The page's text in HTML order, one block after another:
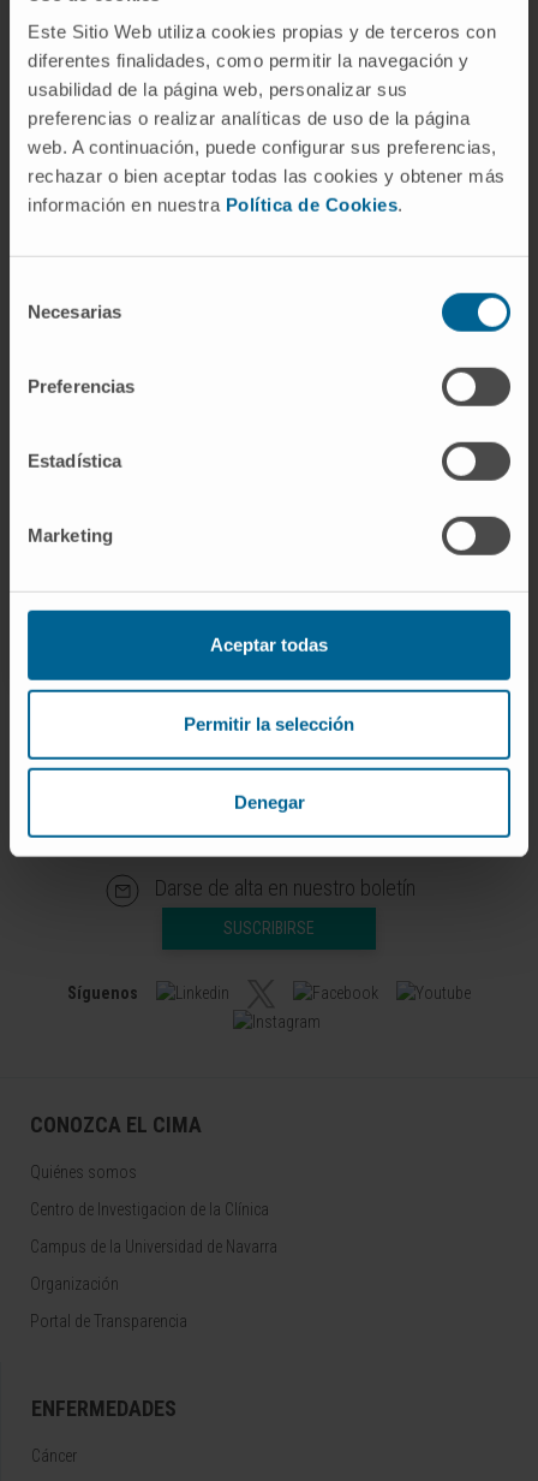
Este Sitio Web utiliza cookies propias y de terceros con
diferentes finalidades, como permitir la navegación y
usabilidad de la página web, personalizar sus
preferencias o realizar analíticas de uso de la página
web. A continuación, puede configurar sus preferencias,
rechazar o bien aceptar todas las cookies y obtener más
información en nuestra Política de Cookies.
Necesarias
Preferencias
Estadística
Marketing
Aceptar todas
Permitir la selección
Denegar
En el programa de Hepatología del CIMA trabaja
junto a sus colaboradores en eldesarrollo de
estrategias hepatoprotectoras, y en la
identificación de dianas moleculares para frenar la
progresión de la enfermedad hepática crónica y,
casi el 10% de la muertes por cáncer a nivel
(Organización
Durante los últimos tres años, el doctor Ávila ha
Asociación Europea para el Estudio del Hígado
). Actualmente es miembro del Consejo
Asesor Científico del Instituto Nacional de Cáncer
de Francia para la región de Burdeos-Aquitania, y
Española para el Estudio del Hígado (AEEH).
Darse de alta en nuestro boletín
SUSCRIBIRSE
Síguenos
CONOZCA EL CIMA
Quiénes somos
Centro de Investigacion de la Clínica
Campus de la Universidad de Navarra
Organización
Portal de Transparencia
ENFERMEDADES
Cáncer